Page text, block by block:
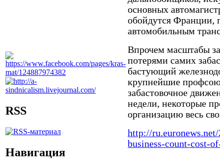
RSS
Навигация
основных
обойдутся Франции,
автомобильным
Впрочем масштабы
потерями самих
бастующий
крупнейшие
забастовочное
недели, некоторые
организацию весь
http://
business-count-cost-